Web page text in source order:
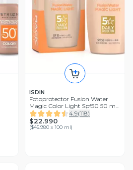
ISDIN
Fotoprotector Fusion Water
Magic Color Light Spf50 50 ml
Isdin
4.9(118)
$22.990
($45.980 x 100 ml)